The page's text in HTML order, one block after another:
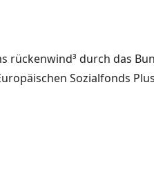
rückenwind³ durch das
Sozialfonds